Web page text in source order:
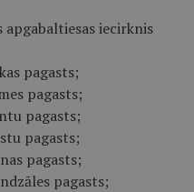
apgabaltiesas iecirknis
pagasts;
pagasts;
pagasts;
pagasts;
pagasts;
pagasts;